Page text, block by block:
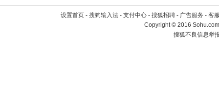
设置首页 - 搜狗输入法 - 支付中心 - 搜狐招聘 - 广告服务 - 客
Copyright©2016
搜狐不良信息举